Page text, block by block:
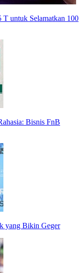
untuk Selamatkan 100
Bisnis FnB
yang Bikin Geger